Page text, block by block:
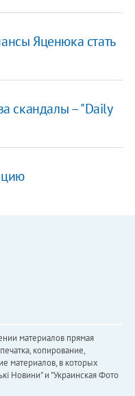
Яценюка стать
скандалы – "Daily
материалов прямая
копирование,
материалов, в которых
Новини" и "Украинская Фото